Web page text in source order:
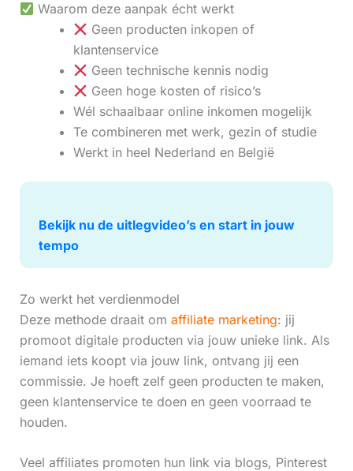
Waarom deze aanpak écht werkt
Geen producten inkopen of
klantenservice
Geen technische kennis nodig
Geen hoge kosten of risico’s
Wél schaalbaar online inkomen mogelijk
Te combineren met werk, gezin of studie
Werkt in heel Nederland en België
Bekijk nu de uitlegvideo’s en start in jouw
tempo
Zo werkt het verdienmodel
Deze methode draait om affiliate marketing: jij
promoot digitale producten via jouw unieke link. Als
iemand iets koopt via jouw link, ontvang jij een
commissie. Je hoeft zelf geen producten te maken,
geen klantenservice te doen en geen voorraad te
houden.
Veel affiliates promoten hun link via blogs, Pinterest